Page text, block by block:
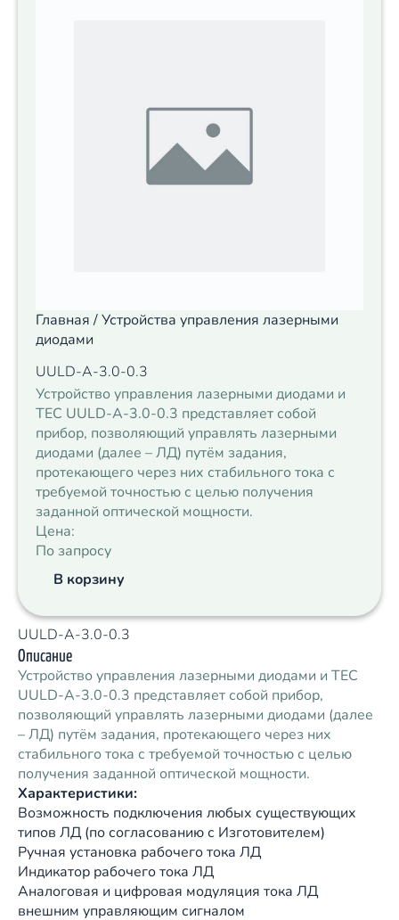
Главная /Устройства управления лазерными
диодами
UULD-А-3.0-0.3
Устройство управления лазерными диодами и
ТЕС UULD-А-3.0-0.3 представляет собой
прибор, позволяющий управлять лазерными
диодами (далее – ЛД) путём задания,
протекающего через них стабильного тока с
требуемой точностью с целью получения
заданной оптической мощности.
Цена:
По запросу
В корзину
UULD-А-3.0-0.3
Описание
Устройство управления лазерными диодами и ТЕС
UULD-А-3.0-0.3 представляет собой прибор,
позволяющий управлять лазерными диодами (далее
– ЛД) путём задания, протекающего через них
стабильного тока с требуемой точностью с целью
получения заданной оптической мощности.
Характеристики:
Возможность подключения любых существующих
типов ЛД (по согласованию с Изготовителем)
Ручная установка рабочего тока ЛД
Индикатор рабочего тока ЛД
Аналоговая и цифровая модуляция тока ЛД
внешним управляющим сигналом